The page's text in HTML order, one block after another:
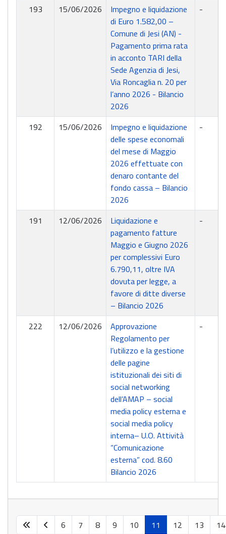
193 15/06/2026
Impegno e liquidazione
di Euro 1.582,00 –
Comune di Jesi (AN) -
Pagamento prima rata
in acconto TARI della
Sede Agenzia di Jesi,
Via Roncaglia n. 20 per
l’anno 2026 - Bilancio
2026
-
192 15/06/2026
Impegno e liquidazione
delle spese economali
del mese di Maggio
2026 effettuate con
denaro contante del
fondo cassa – Bilancio
2026
-
191 12/06/2026
Liquidazione e
pagamento fatture
Maggio e Giugno 2026
per complessivi Euro
6.790,11, oltre IVA
dovuta per legge, a
favore di ditte diverse
– Bilancio 2026
-
222 12/06/2026
Approvazione
Regolamento per
l’utilizzo e la gestione
delle pagine
istituzionali dei siti di
social networking
dell’AMAP – social
media policy esterna e
social media policy
interna– U.O. Attività
“Comunicazione
esterna” cod. 8.60
Bilancio 2026
-
6 7 8 9 10 11 12 13 14